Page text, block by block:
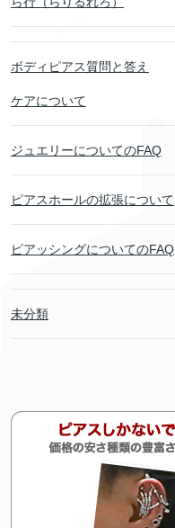
ボディピアス質問と答え
ケアについて
ジュエリーについてのFAQ
ピアスホールの拡張について
ピアッシングについてのFAQ
未分類